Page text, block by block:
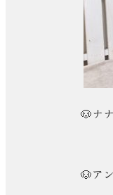
🐶ナ
🐶ア